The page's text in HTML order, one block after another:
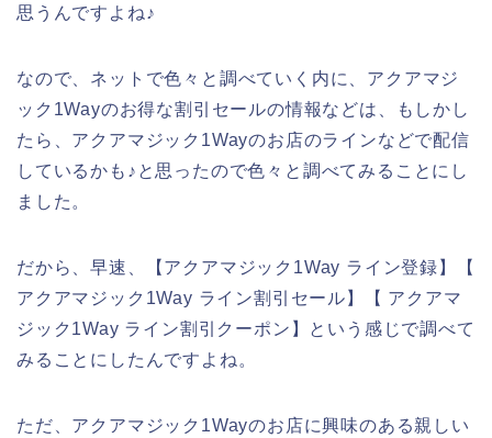
思うんですよね♪
なので、ネットで色々と調べていく内に、アクアマジ
ック1Wayのお得な割引セールの情報などは、もしかし
たら、アクアマジック1Wayのお店のラインなどで配信
しているかも♪と思ったので色々と調べてみることにし
ました。
だから、早速、【アクアマジック1Way ライン登録】【
アクアマジック1Way ライン割引セール】【 アクアマ
ジック1Way ライン割引クーポン】という感じで調べて
みることにしたんですよね。
ただ、アクアマジック1Wayのお店に興味のある親しい